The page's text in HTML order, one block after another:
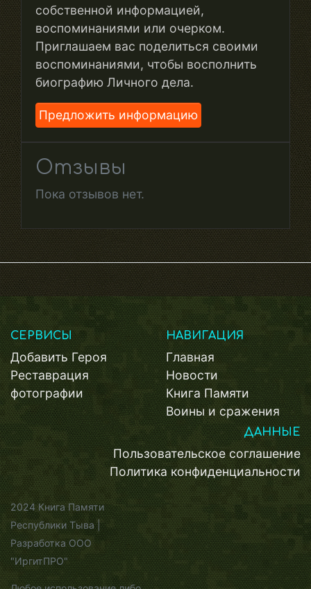
собственной информацией,
воспоминаниями или очерком.
Приглашаем вас поделиться своими
воспоминаниями, чтобы восполнить
биографию Личного дела.
Предложить информацию
Отзывы
Пока отзывов нет.
СЕРВИСЫ
Добавить Героя
Реставрация
фотографии
НАВИГАЦИЯ
Главная
Новости
Книга Памяти
Воины и сражения
ДАННЫЕ
Пользовательское соглашение
Политика конфиденциальности
2024 Книга Памяти
Республики Тыва |
Разработка ООО
"ИргитПРО"